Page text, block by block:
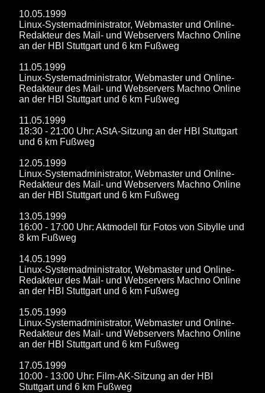
10.05.1999
Linux-Systemadministrator, Webmaster und Online-
Redakteur des Mail- und Webservers Machno Online
an der HBI Stuttgart und 6 km Fußweg
11.05.1999
Linux-Systemadministrator, Webmaster und Online-
Redakteur des Mail- und Webservers Machno Online
an der HBI Stuttgart und 6 km Fußweg
11.05.1999
18:30 - 21:00 Uhr: AStA-Sitzung an der HBI Stuttgart
und 6 km Fußweg
12.05.1999
Linux-Systemadministrator, Webmaster und Online-
Redakteur des Mail- und Webservers Machno Online
an der HBI Stuttgart und 6 km Fußweg
13.05.1999
16:00 - 17:00 Uhr: Aktmodell für Fotos von Sibylle und
8 km Fußweg
14.05.1999
Linux-Systemadministrator, Webmaster und Online-
Redakteur des Mail- und Webservers Machno Online
an der HBI Stuttgart und 6 km Fußweg
15.05.1999
Linux-Systemadministrator, Webmaster und Online-
Redakteur des Mail- und Webservers Machno Online
an der HBI Stuttgart und 6 km Fußweg
17.05.1999
10:00 - 13:00 Uhr: Film-AK-Sitzung an der HBI
Stuttgart und 6 km Fußweg